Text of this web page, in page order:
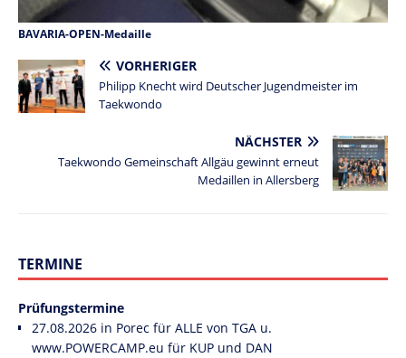
BAVARIA-OPEN-Medaille
VORHERIGER
Philipp Knecht wird Deutscher Jugendmeister im
Taekwondo
NÄCHSTER
Taekwondo Gemeinschaft Allgäu gewinnt erneut
Medaillen in Allersberg
TERMINE
Prüfungstermine
27.08.2026 in Porec für ALLE von TGA u.
www.POWERCAMP.eu für KUP und DAN